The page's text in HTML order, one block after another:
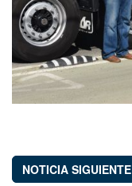
NOTICIA SIGUIENTE